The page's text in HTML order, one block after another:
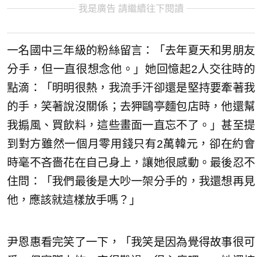
我是廣告 請繼續往下閱讀
一名國中三年級的粉絲留言：「去年夏天和男朋友
分手，但一直很想念他。」她回憶起2人交往時的
點滴：「明明很熱，我流手汗卻還是堅持要牽著我
的手，笑著說沒關係；去狎鷗亭麵包店時，他還幫
我搧風、買飲料，這些畫面一直忘不了。」甚至提
到對方雖然一個月零用錢只有2萬韓元，卻在約會
時毫不吝嗇花在自己身上，讓她很感動。最後忍不
住問：「我們最後是大吵一架分手的，我還想再見
他，應該就這樣放手嗎？」
尹恩惠看完笑了一下，「我笑是因為覺得故事很可